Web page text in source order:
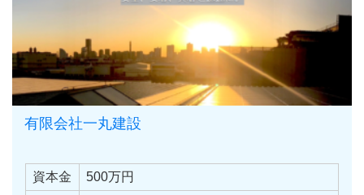
有限会社一丸建設
資本金
500万円